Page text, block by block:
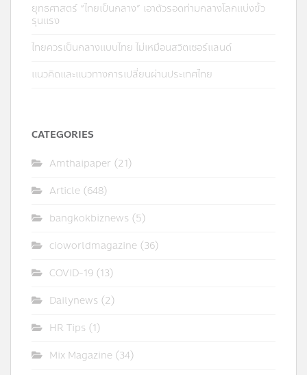
ยุทธศาสตร์ “ไทยเป็นกลาง” เอาตัวรอดท่ามกลางโลกแบ่งขั้ว
รุนแรง
ไทยควรเป็นกลางแบบไทย ไม่เหมือนสวิตเซอร์แลนด์
แนวคิดและแนวทางการเปลี่ยนผ่านประเทศไทย
CATEGORIES
Amthaipaper (21)
Article (648)
bangkokbiznews (5)
cioworldmagazine (36)
COVID-19 (13)
Dailynews (2)
HR Tips (1)
Mix Magazine (34)